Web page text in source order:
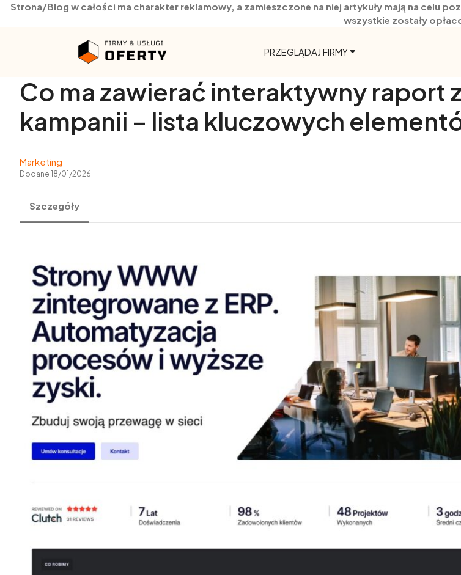
Strona/Blog w całości ma charakter reklamowy, a zamieszczone na niej artykuły mają na celu
wszystkie zostały
PRZEGLĄDAJ FIRMY
Co ma zawierać interaktywny raport z
kampanii – lista kluczowych
Marketing
Dodane 18/01/2026
Szczegóły